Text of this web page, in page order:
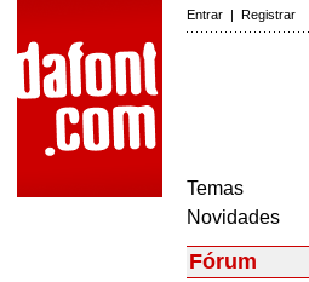
Entrar | Registrar
Temas
Novidades
Fórum